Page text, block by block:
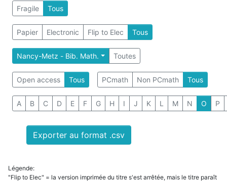
Fragile Tous
Papier Electronic Flip to Elec Tous
Nancy-Metz - Bib. Math. Toutes
Open access Tous PCmath Non PCmath Tous
A B C D E F G H I J K L M N O P
Exporter au format .csv
Légende:
"Flip to Elec" = la version imprimée du titre s'est arrêtée, mais le titre paraît